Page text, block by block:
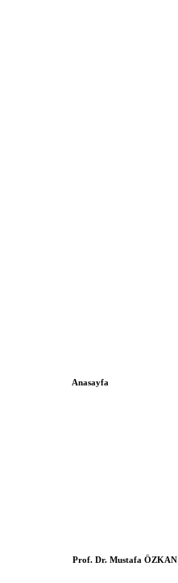
Anasayfa
Prof. Dr. Mustafa ÖZKAN